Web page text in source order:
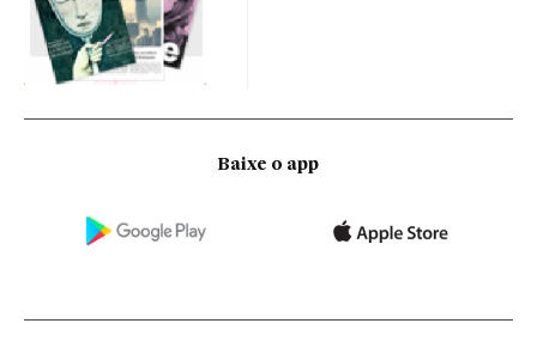
Baixe o app